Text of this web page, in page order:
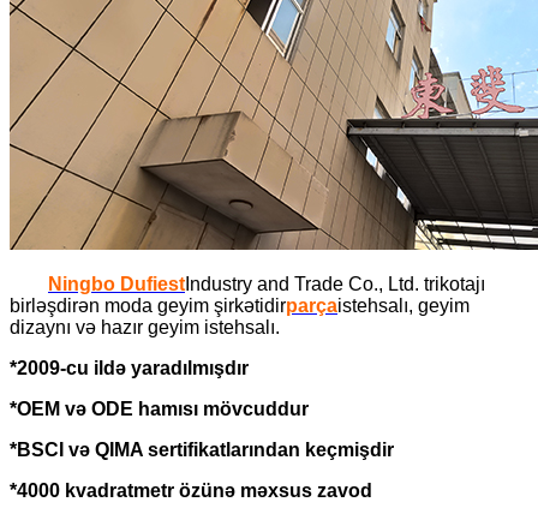
Ningbo Dufiest Industry and Trade Co., Ltd. trikotajı
birləşdirən moda geyim şirkətidirparçaistehsalı, geyim
dizaynı və hazır geyim istehsalı.
*2009-cu ildə yaradılmışdır
*OEM və ODE hamısı mövcuddur
*BSCI və QIMA sertifikatlarından keçmişdir
*4000 kvadratmetr özünə məxsus zavod